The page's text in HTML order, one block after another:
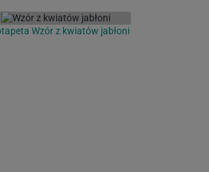
Wzór z kwiatów jabłoni